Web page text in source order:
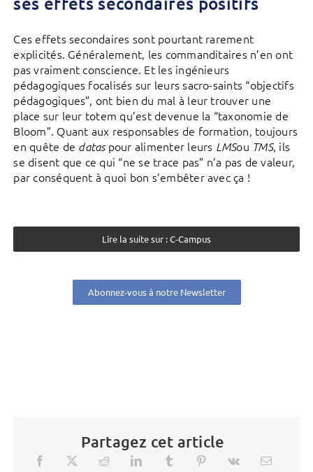
Ces effets secondaires sont pourtant rarement
explicités. Généralement, les commanditaires n’en ont
pas vraiment conscience. Et les ingénieurs
pédagogiques focalisés sur leurs sacro-saints “objectifs
pédagogiques”, ont bien du mal à leur trouver une
place sur leur totem qu’est devenue la “taxonomie de
Bloom”. Quant aux responsables de formation, toujours
en quête de dataspour alimenter leurs LMSou TMS, ils
se disent que ce qui “ne se trace pas” n’a pas de valeur,
par conséquent à quoi bon s’embêter avec ça !
Lire la suite sur : C-Campus
Abonnez-vous à notre Newsletter
Partagez cet article